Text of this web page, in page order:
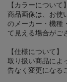
【カラーについて】
商品画像は、お使
のメーカー・機種
て見える場合がご
【仕様について】
取り扱い商品によ
告なく変更になる